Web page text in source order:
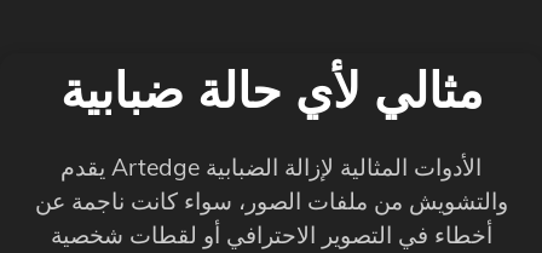
مثالي لأي حالة ضبابية
يقدم Artedge الأدوات المثالية لإزالة الضبابية
والتشويش من ملفات الصور، سواء كانت ناجمة عن
أخطاء في التصوير الاحترافي أو لقطات شخصية